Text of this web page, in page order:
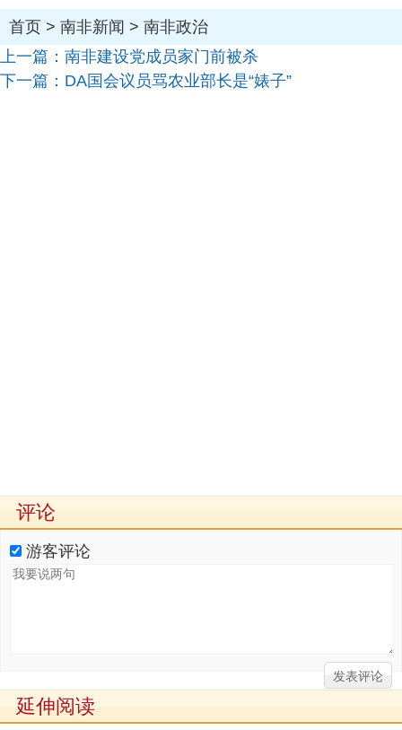
首页 > 南非新闻 > 南非政治
上一篇： 南非建设党成员家门前被杀
下一篇： DA国会议员骂农业部长是“婊子”
评论
游客评论
延伸阅读